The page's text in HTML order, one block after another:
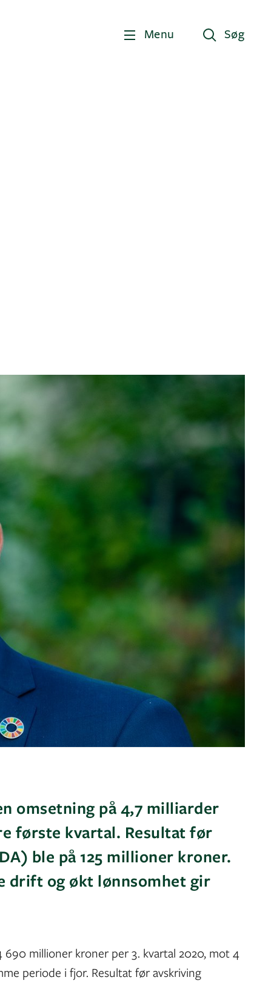
Menu Søg
omsetning på 4,7 milliarder
første kvartal. Resultat før
ble på 125 millioner kroner.
drift og økt lønnsomhet gir
690 millioner kroner per 3. kvartal 2020, mot 4
periode i fjor. Resultat før avskriving